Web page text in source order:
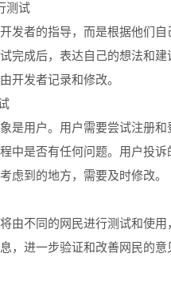
测试
发者的指导，而是根据他们自
完成后，表达自己的想法和建
开发者记录和修改。
是用户。用户需要尝试注册和
中是否有任何问题。用户投诉
虑到的地方，需要及时修改。
由不同的网民进行测试和使用
，进一步验证和改善网民的意